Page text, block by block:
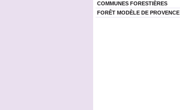
COMMUNES FORESTIÈRES
FORÊT MODÈLE DE PROVENCE